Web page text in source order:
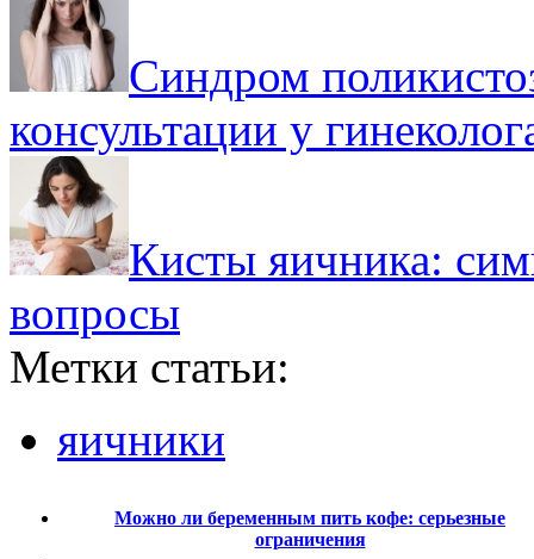
Синдром
консультации у
Кисты яичника:
вопросы
Метки статьи:
яичники
Можно ли беременным пить кофе: серьезные
ограничения